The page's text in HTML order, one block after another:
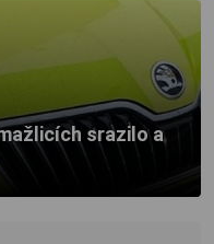
srazilo a